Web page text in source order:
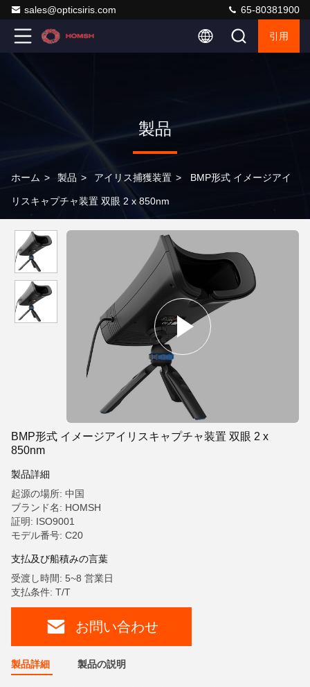
sales@opticsiris.com 65-80381900
引用
製品
ホーム > 製品 > アイリス捕獲装置 > BMP形式 イメージアイ
リスキャプチャ装置 双眼 2 x 850nm
BMP形式 イメージアイリスキャプチャ装置 双眼 2 x
850nm
製品詳細
起源の場所: 中国
ブランド名: HOMSH
証明: ISO9001
モデル番号: C20
支払及び船積みの言葉
受渡し時間: 5~8 営業日
支払条件: T/T
お問い合わせ
製品詳細 製品の説明